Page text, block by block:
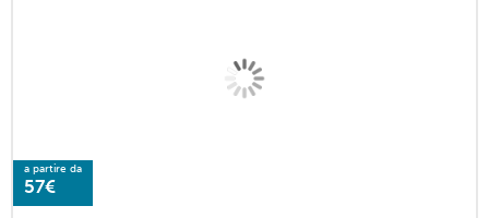
a partire da
57€